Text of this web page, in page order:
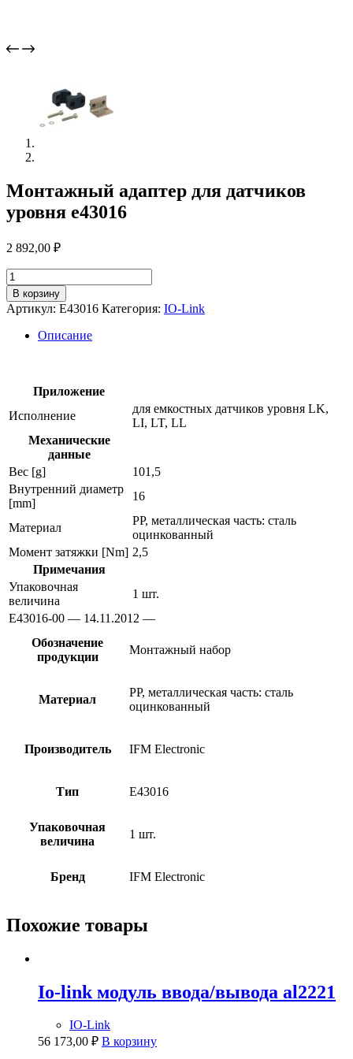
Монтажный адаптер для датчиков
уровня e43016
2 892,00 ₽
Количество
товара
Монтажный
адаптер
датчиков
В корзину
Артикул: E43016 Категория: IO-Link
Описание
Приложение
Исполнение
для емкостных датчиков уровня LK,
LI, LT, LL
Механические
данные
Вес [g]
101,5
Внутренний диаметр
[mm]
16
Материал
PP, металлическая часть: сталь
оцинкованный
Момент затяжки [Nm] 2,5
Примечания
Упаковочная
величина
1 шт.
E43016-00 — 14.11.2012 —
Обозначение
продукции
Монтажный набор
Материал
PP, металлическая часть: сталь
оцинкованный
Производитель IFM Electronic
Тип E43016
Упаковочная
величина
1 шт.
Бренд IFM Electronic
Похожие товары
Io-link модуль ввода/вывода al2221
IO-Link
56 173,00 ₽ В корзину